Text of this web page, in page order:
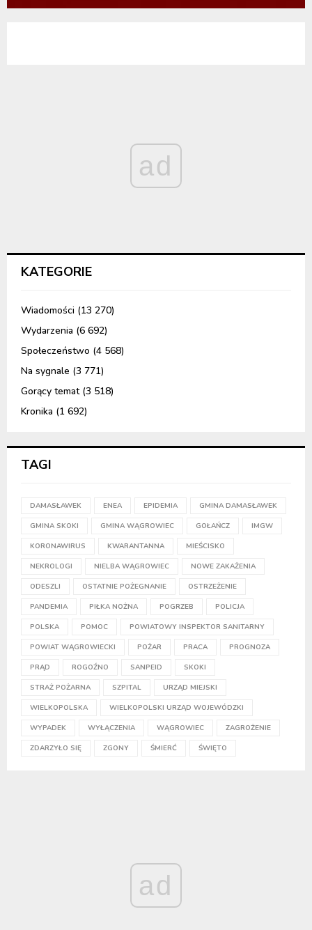
ad
KATEGORIE
Wiadomości (13 270)
Wydarzenia (6 692)
Społeczeństwo (4 568)
Na sygnale (3 771)
Gorący temat(3 518)
Kronika (1 692)
TAGI
DAMASŁAWEK ENEA EPIDEMIA GMINA DAMASŁAWEK
GMINA SKOKI GMINA WĄGROWIEC GOŁAŃCZ IMGW
KORONAWIRUS KWARANTANNA MIEŚCISKO
NEKROLOGI NIELBA WĄGROWIEC NOWE ZAKAŻENIA
ODESZLI OSTATNIE POŻEGNANIE OSTRZEŻENIE
PANDEMIA PIŁKA NOŻNA POGRZEB POLICJA
POLSKA POMOC POWIATOWY INSPEKTOR SANITARNY
POWIAT WĄGROWIECKI POŻAR PRACA PROGNOZA
PRĄD ROGOŹNO SANPEID SKOKI
STRAŻ POŻARNA SZPITAL URZĄD MIEJSKI
WIELKOPOLSKA WIELKOPOLSKI URZĄD WOJEWÓDZKI
WYPADEK WYŁĄCZENIA WĄGROWIEC ZAGROŻENIE
ZDARZYŁO SIĘ ZGONY ŚMIERĆ ŚWIĘTO
ad